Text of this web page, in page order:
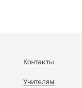
Контакты
Учителям